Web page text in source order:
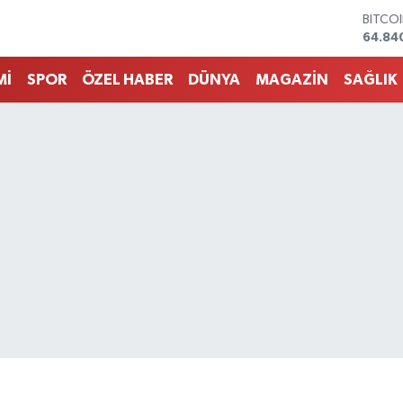
EURO
SPOR ÖZEL HABER DÜNYA MAGAZİN SAĞLIK